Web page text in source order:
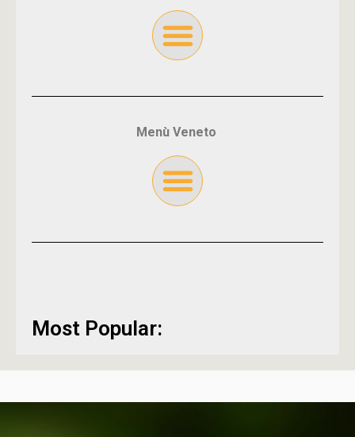
Menù Veneto
Most Popular: